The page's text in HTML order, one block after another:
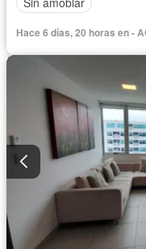
Hace 6 días, 20 horas en -